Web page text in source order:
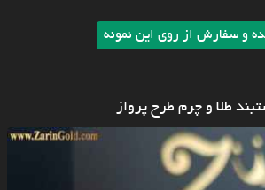
و سفارش از روی این نمونه
طلا و چرم طرح پرواز